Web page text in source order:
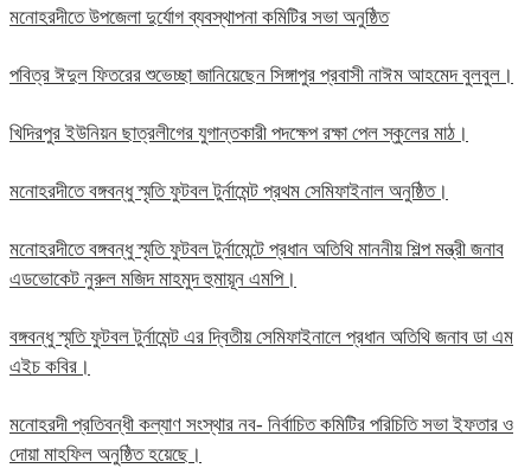
মনোহরদীতে উপজেলা দুর্যোগ ব্যবস্থাপনা কমিটির সভা অনুষ্ঠিত
পবিত্র ঈদুল ফিতরের শুভেচ্ছা জানিয়েছেন সিঙ্গাপুর প্রবাসী নাঈম আহমেদ বুলবুল।
খিদিরপুর ইউনিয়ন ছাত্রলীগের যুগান্তকারী পদক্ষেপ রক্ষা পেল স্কুলের মাঠ।
মনোহরদীতে বঙ্গবন্ধু স্মৃতি ফুটবল টুর্নামেন্ট প্রথম সেমিফাইনাল অনুষ্ঠিত।
মনোহরদীতে বঙ্গবন্ধু স্মৃতি ফুটবল টুর্নামেন্টে প্রধান অতিথি মাননীয় শিল্প মন্ত্রী জনাব
এডভোকেট নুরুল মজিদ মাহমুদ হুমায়ূন এমপি।
বঙ্গবন্ধু স্মৃতি ফুটবল টুর্নামেন্ট এর দ্বিতীয় সেমিফাইনালে প্রধান অতিথি জনাব ডা এম
এইচ কবির।
মনোহরদী প্রতিবন্ধী কল্যাণ সংস্থার নব- নির্বাচিত কমিটির পরিচিতি সভা ইফতার ও
দোয়া মাহফিল অনুষ্ঠিত হয়েছে।